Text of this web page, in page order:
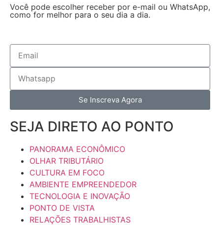
Você pode escolher receber por e-mail ou WhatsApp,
como for melhor para o seu dia a dia.
Se Inscreva Agora
SEJA DIRETO AO PONTO
PANORAMA ECONÔMICO
OLHAR TRIBUTÁRIO
CULTURA EM FOCO
AMBIENTE EMPREENDEDOR
TECNOLOGIA E INOVAÇÃO
PONTO DE VISTA
RELAÇÕES TRABALHISTAS